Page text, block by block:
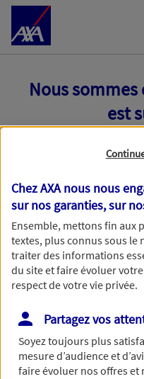
Accéder au Contenu
Nous
est
Toutes nos excuses, une
de traiter votre
formulaire
Chez AXA nous nous
sur nos garanties, sur
Ensemble, mettons fin aux
textes, plus connus sous le
traiter des informations
du site et faire évoluer
respect de votre vie privée.
Partagez vos
Soyez toujours plus
mesure d’audience et
faire évoluer nos offres et